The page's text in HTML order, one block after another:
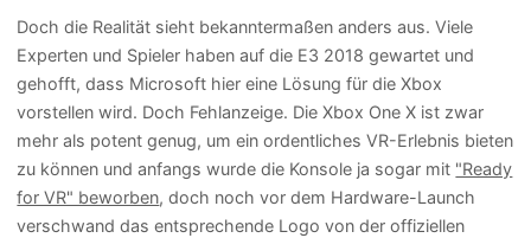
Doch die Realität sieht bekanntermaßen anders aus. Viele
Experten und Spieler haben auf die E3 2018 gewartet und
gehofft, dass Microsoft hier eine Lösung für die Xbox
vorstellen wird. Doch Fehlanzeige. Die Xbox One X ist zwar
mehr als potent genug, um ein ordentliches VR-Erlebnis bieten
zu können und anfangs wurde die Konsole ja sogar mit "Ready
for VR" beworben, doch noch vor dem Hardware-Launch
verschwand das entsprechende Logo von der offiziellen